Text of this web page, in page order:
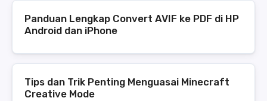
Panduan Lengkap Convert AVIF ke PDF di HP
Android dan iPhone
Tips dan Trik Penting Menguasai Minecraft
Creative Mode